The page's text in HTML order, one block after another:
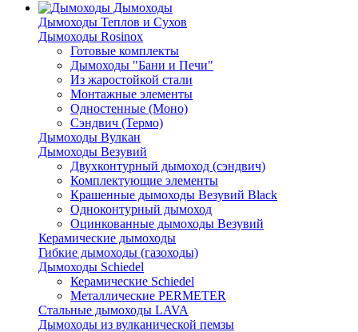
Дымоходы
Дымоходы Теплов и Сухов
Дымоходы Rosinox
Готовые комплекты
Дымоходы "Бани и Печи"
Из жаростойкой стали
Монтажные элементы
Одностенные (Моно)
Сэндвич (Термо)
Дымоходы Вулкан
Дымоходы Везувий
Двухконтурный дымоход (сэндвич)
Комплектующие элементы
Крашенные дымоходы Везувий Black
Одноконтурный дымоход
Оцинкованные дымоходы Везувий
Керамические дымоходы
Гибкие дымоходы (газоходы)
Дымоходы Schiedel
Керамические Schiedel
Металлические PERMETER
Стальные дымоходы LAVA
Дымоходы из вулканической пемзы